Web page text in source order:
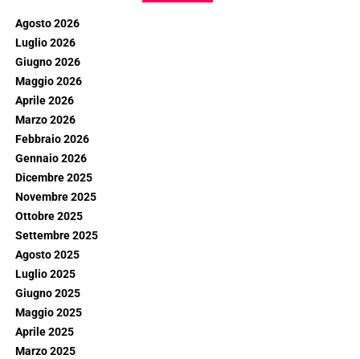
Agosto 2026
Luglio 2026
Giugno 2026
Maggio 2026
Aprile 2026
Marzo 2026
Febbraio 2026
Gennaio 2026
Dicembre 2025
Novembre 2025
Ottobre 2025
Settembre 2025
Agosto 2025
Luglio 2025
Giugno 2025
Maggio 2025
Aprile 2025
Marzo 2025